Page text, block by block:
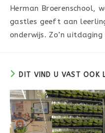
Herman Broerenschool,
gastles geeft aan
onderwijs. Zo’n
DIT VIND U VAST OOK